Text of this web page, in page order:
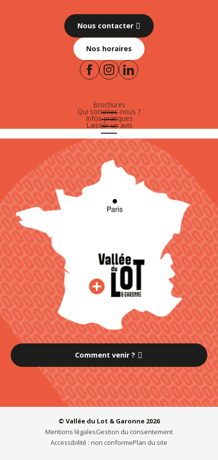
Nous contacter
Nos horaires
Brochures
Qui sommes-nous ?
Infos pratiques
Laisser un avis
Comment venir ?
© Vallée du Lot & Garonne 2026
Mentions légalesGestion du consentement
Accessibilité : non conformePlan du site